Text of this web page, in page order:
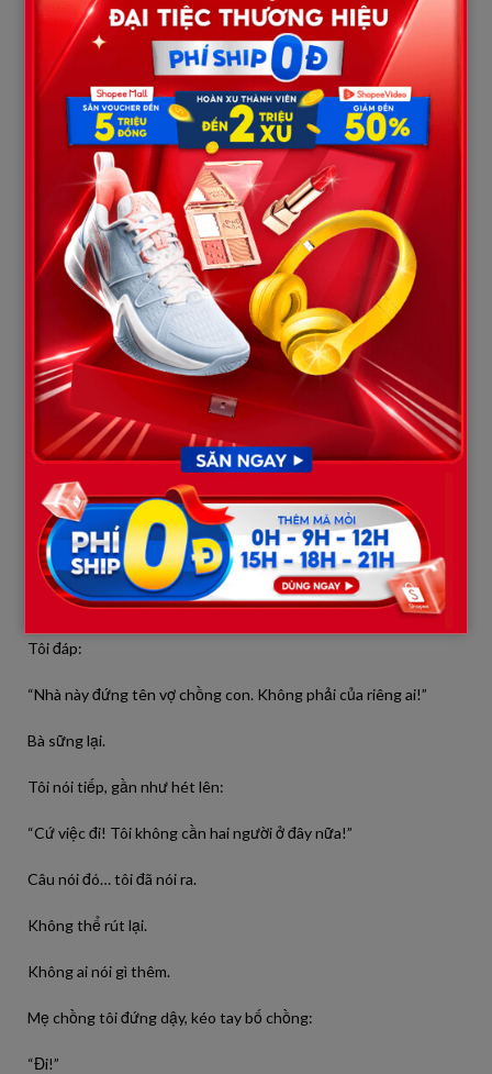
Tôi cười.
Một nụ cười mà chính tôi cũng thấy lạ.
“Nếu con hỗn, thì hai người nghĩ mình tử tế lắm à?”
Không khí căng thẳng đến nghẹt thở.
Tuấn đứng dậy:
“Linh, em bình tĩnh…”
Tôi quay sang anh:
“Anh im đi! Anh chưa từng đứng về phía em một lần nào!”
Anh cứng họng.
Tôi quay lại nhìn bố mẹ chồng:
“Nếu hai người không hài lòng, thì cứ đi đi!”
Mẹ chồng tôi cười khẩy:
“Đây là nhà con trai tôi.”
Tôi đáp:
“Nhà này đứng tên vợ chồng con. Không phải của riêng ai!”
Bà sững lại.
Tôi nói tiếp, gần như hét lên:
“Cứ việc đi! Tôi không cần hai người ở đây nữa!”
Câu nói đó… tôi đã nói ra.
Không thể rút lại.
Không ai nói gì thêm.
Mẹ chồng tôi đứng dậy, kéo tay bố chồng:
“Đi!”